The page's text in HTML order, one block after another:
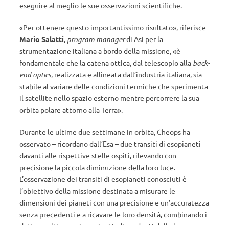
eseguire al meglio le sue osservazioni scientifiche.
«Per ottenere questo importantissimo risultato», riferisce
Mario Salatti, program managerdi Asi per la
strumentazione italiana a bordo della missione, «è
fondamentale che la catena ottica, dal telescopio alla back-
end optics, realizzata e allineata dall’industria italiana, sia
stabile al variare delle condizioni termiche che sperimenta
il satellite nello spazio esterno mentre percorrere la sua
orbita polare attorno alla Terra».
Durante le ultime due settimane in orbita, Cheops ha
osservato – ricordano dall’Esa – due transiti di esopianeti
davanti alle rispettive stelle ospiti, rilevando con
precisione la piccola diminuzione della loro luce.
L’osservazione dei transiti di esopianeti conosciuti è
l’obiettivo della missione destinata a misurare le
dimensioni dei pianeti con una precisione e un’accuratezza
senza precedenti e a ricavare le loro densità, combinando i